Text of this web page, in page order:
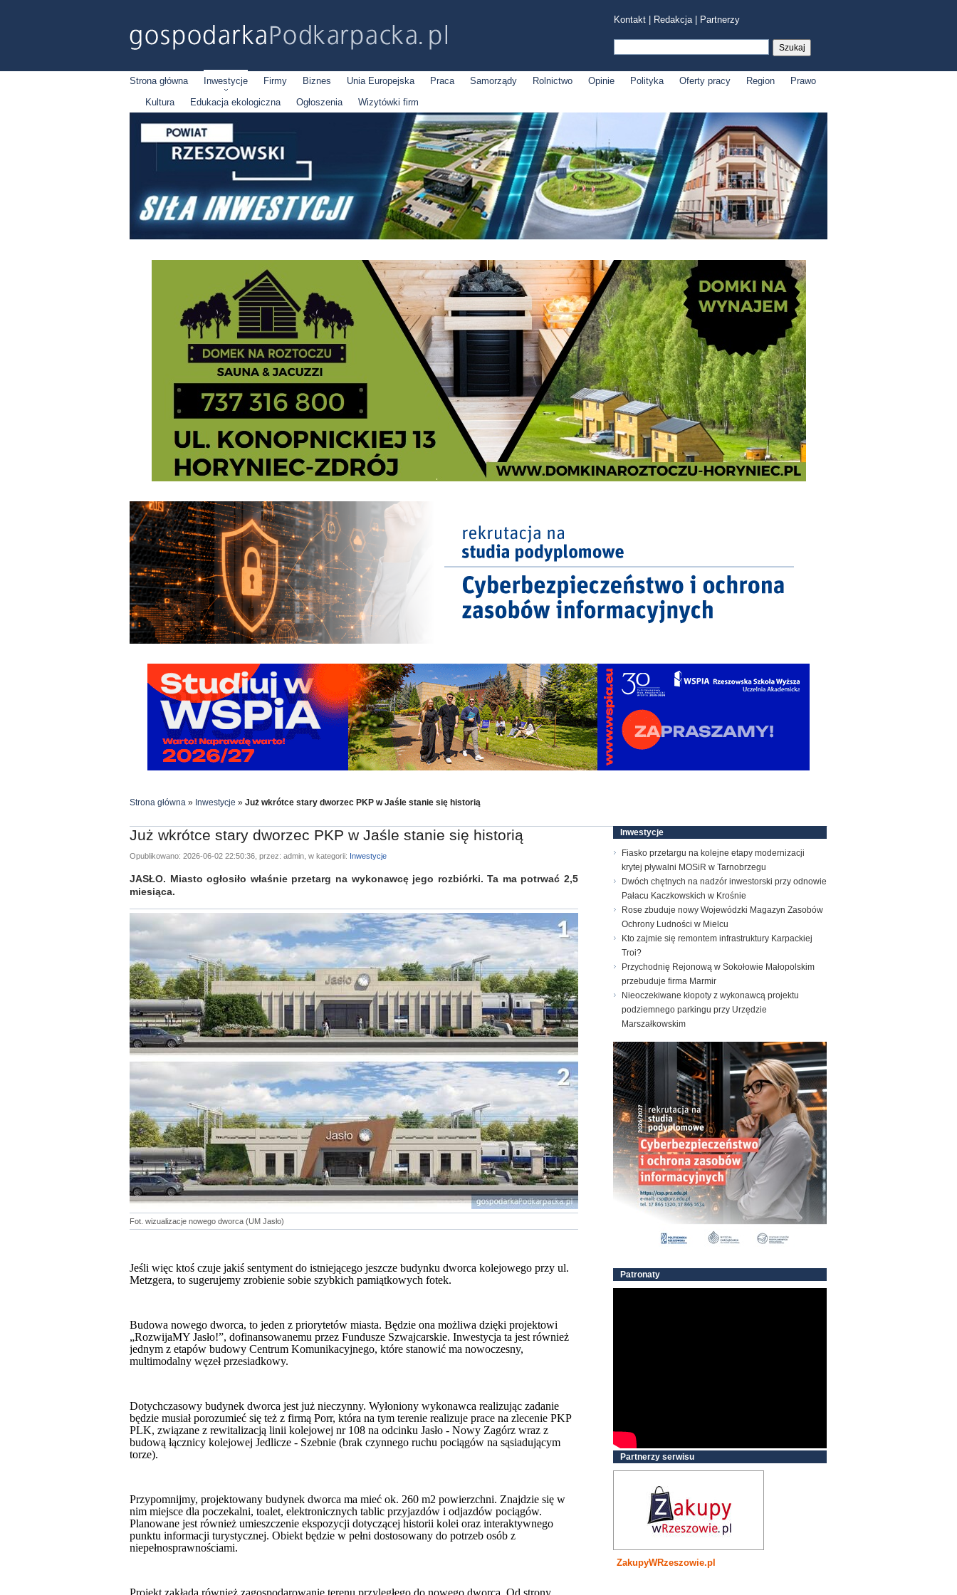
Kontakt Redakcja| Partnerzy
Strona główna Inwestycje Firmy Biznes Unia Europejska Praca Samorządy Rolnictwo Opinie Polityka Oferty pracy Region
Prawo
Kultura
Edukacja ekologiczna Ogłoszenia Wizytówki firm
Strona główna » Inwestycje » Już wkrótce stary dworzec PKP w Jaśle stanie się historią
Już wkrótce stary dworzec PKP w Jaśle stanie się historią
Opublikowano: 2026-06-02 22:50:36, przez: admin, w kategorii: Inwestycje
JASŁO. Miasto ogłosiło właśnie przetarg na wykonawcę jego rozbiórki. Ta ma potrwać 2,5
miesiąca.
Fot. wizualizacje nowego dworca (UM Jasło)
Jeśli więc ktoś czuje jakiś sentyment do istniejącego jeszcze budynku dworca kolejowego przy ul.
Metzgera, to sugerujemy zrobienie sobie szybkich pamiątkowych fotek.
Budowa nowego dworca, to jeden z priorytetów miasta. Będzie ona możliwa dzięki projektowi
„RozwijaMY Jasło!”, dofinansowanemu przez Fundusze Szwajcarskie. Inwestycja ta jest również
jednym z etapów budowy Centrum Komunikacyjnego, które stanowić ma nowoczesny,
multimodalny węzeł przesiadkowy.
Dotychczasowy budynek dworca jest już nieczynny. Wyłoniony wykonawca realizując zadanie
będzie musiał porozumieć się też z firmą Porr, która na tym terenie realizuje prace na zlecenie PKP
PLK, związane z rewitalizacją linii kolejowej nr 108 na odcinku Jasło - Nowy Zagórz wraz z
budową łącznicy kolejowej Jedlicze - Szebnie (brak czynnego ruchu pociągów na sąsiadującym
torze).
Przypomnijmy, projektowany budynek dworca ma mieć ok. 260 m2 powierzchni. Znajdzie się w
nim miejsce dla poczekalni, toalet, elektronicznych tablic przyjazdów i odjazdów pociągów.
Planowane jest również umieszczenie ekspozycji dotyczącej historii kolei oraz interaktywnego
punktu informacji turystycznej. Obiekt będzie w pełni dostosowany do potrzeb osób z
niepełnosprawnościami.
Projekt zakłada również zagospodarowanie terenu przyległego do nowego dworca. Od strony
Inwestycje
Fiasko przetargu na kolejne etapy modernizacji
krytej pływalni MOSiR w Tarnobrzegu
Dwóch chętnych na nadzór inwestorski przy odnowie
Pałacu Kaczkowskich w Krośnie
Rose zbuduje nowy Wojewódzki Magazyn Zasobów
Ochrony Ludności w Mielcu
Kto zajmie się remontem infrastruktury Karpackiej
Troi?
Przychodnię Rejonową w Sokołowie Małopolskim
przebuduje firma Marmir
Nieoczekiwane kłopoty z wykonawcą projektu
podziemnego parkingu przy Urzędzie
Marszałkowskim
Patronaty
Partnerzy serwisu
ZakupyWRzeszowie.pl